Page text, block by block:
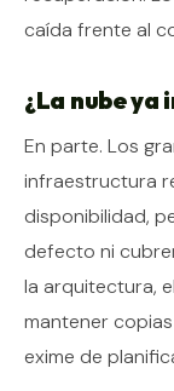
caída frente al
¿La nube
En parte. Los
infraestructura
disponibilidad,
defecto ni
la arquitectura,
mantener
exime de